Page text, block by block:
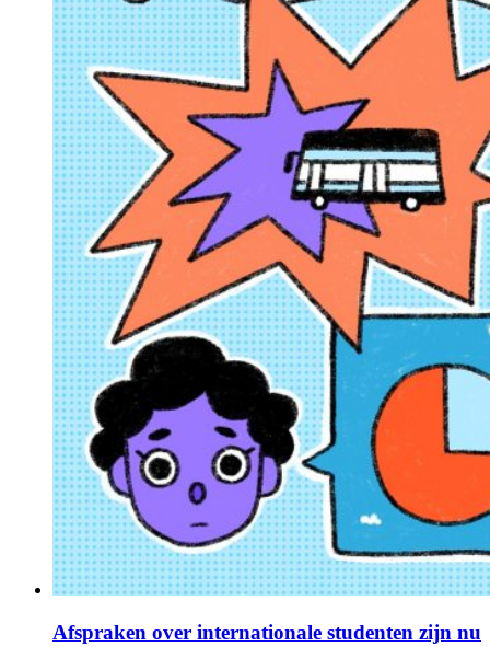
Afspraken over internationale studenten zijn nu